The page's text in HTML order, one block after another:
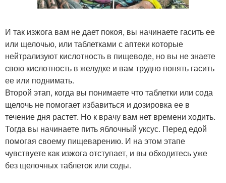
И так изжога вам не дает покоя, вы начинаете гасить ее
или щелочью, или таблетками с аптеки которые
нейтрализуют кислотность в пищеводе, но вы не знаете
свою кислотность в желудке и вам трудно понять гасить
ее или поднимать.
Второй этап, когда вы понимаете что таблетки или сода
щелочь не помогает избавиться и дозировка ее в
течение дня растет. Но к врачу вам нет времени ходить.
Тогда вы начинаете пить яблочный уксус. Перед едой
помогая своему пищеварению. И на этом этапе
чувствуете как изжога отступает, и вы обходитесь уже
без щелочных таблеток или соды.